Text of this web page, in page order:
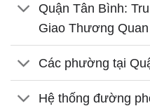
Quận Tân Bình:
Giao Thương
Các phường tại
Hệ thống đường